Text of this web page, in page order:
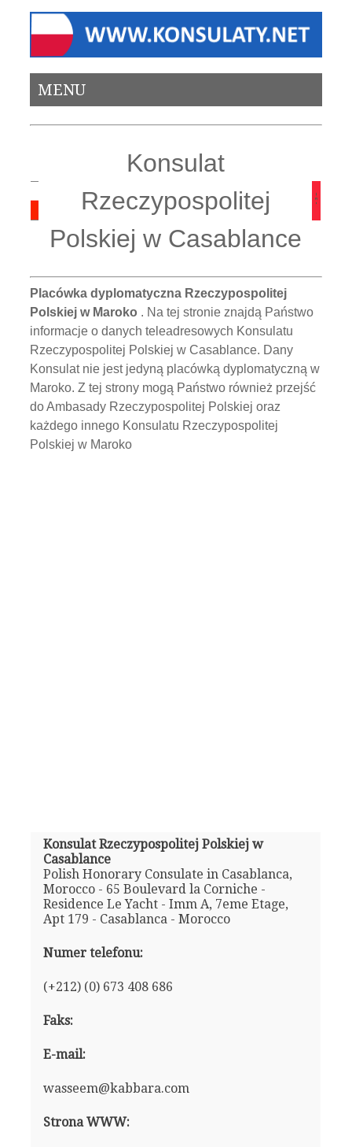
MENU
Konsulat
Rzeczypospolitej
Polskiej w Casablance
Placówka dyplomatyczna Rzeczypospolitej
Polskiej w Maroko . Na tej stronie znajdą Państwo
informacje o danych teleadresowych Konsulatu
Rzeczypospolitej Polskiej w Casablance. Dany
Konsulat nie jest jedyną placówką dyplomatyczną w
Maroko. Z tej strony mogą Państwo również przejść
do Ambasady Rzeczypospolitej Polskiej oraz
każdego innego Konsulatu Rzeczypospolitej
Polskiej w Maroko
Konsulat Rzeczypospolitej Polskiej w
Casablance
Polish Honorary Consulate in Casablanca,
Morocco - 65 Boulevard la Corniche -
Residence Le Yacht - Imm A, 7eme Etage,
Apt 179 - Casablanca - Morocco
Numer telefonu:
(+212) (0) 673 408 686
Faks:
E-mail:
wasseem@kabbara.com
Strona WWW: